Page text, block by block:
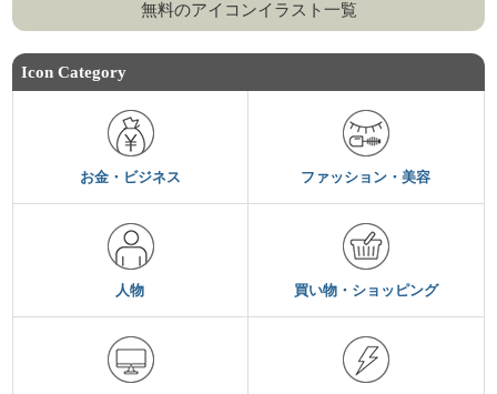
無料のアイコンイラスト一覧
Icon Category
お金・ビジネス ファッション・美容
人物 買い物・ショッピング